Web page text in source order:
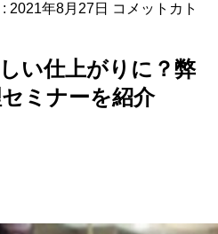
2021年8月27日 コメットカト
い仕上がりに？弊
ミナーを紹介